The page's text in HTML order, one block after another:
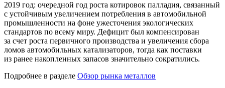
2019 год: очередной год роста котировок палладия, связанный
с устойчивым увеличением потребления в автомобильной
промышленности на фоне ужесточения экологических
стандартов по всему миру. Дефицит был компенсирован
за счет роста первичного производства и увеличения сбора
ломов автомобильных катализаторов, тогда как поставки
из ранее накопленных запасов значительно сократились.
Подробнее в разделе Обзор рынка металлов